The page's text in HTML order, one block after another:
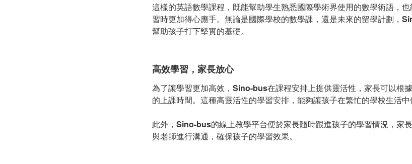
這樣的英語數學課程，既能幫助學生熟悉國際學術界使用的數學術語，
習時更加得心應手。無論是國際學校的數學課，還是未來的留學計劃，
幫助孩子打下堅實的基礎。
高效學習，家長放心
為了讓學習更加高效， Sino-bus在課程安排上提供靈活性，家長可以根
的上課時間。這種高靈活性的學習安排，能夠讓孩子在繁忙的學校生活中
此外， Sino-bus的線上教學平台便於家長隨時跟進孩子的學習情況，家
與老師進行溝通，確保孩子的學習效果。